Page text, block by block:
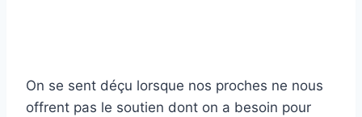
On se sent déçu lorsque nos proches ne nous
offrent pas le soutien dont on a besoin pour